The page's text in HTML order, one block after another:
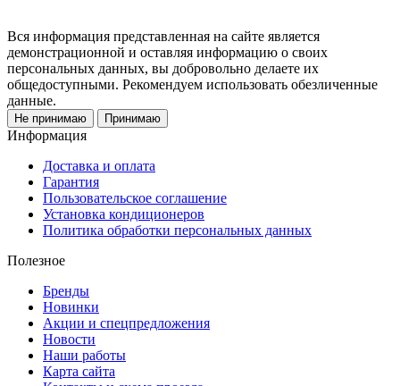
Вся информация представленная на сайте является
демонстрационной и оставляя информацию о своих
персональных данных, вы добровольно делаете их
общедоступными. Рекомендуем использовать обезличенные
данные.
Не принимаю Принимаю
Информация
Доставка и оплата
Гарантия
Пользовательское соглашение
Установка кондиционеров
Политика обработки персональных данных
Полезное
Бренды
Новинки
Акции и спецпредложения
Новости
Наши работы
Карта сайта